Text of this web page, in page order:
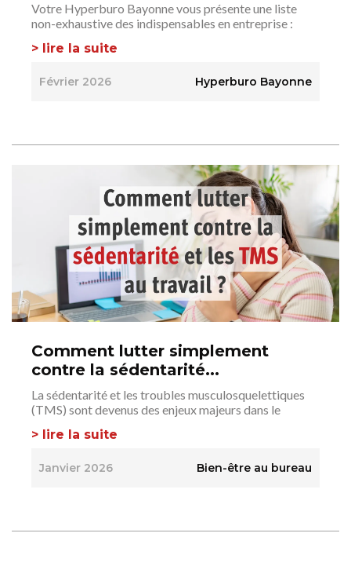
Votre Hyperburo Bayonne vous présente une liste
non-exhaustive des indispensables en entreprise :
> lire la suite
Février 2026 Hyperburo Bayonne
Comment lutter simplement
contre la sédentarité...
La sédentarité et les troubles musculosquelettiques
(TMS) sont devenus des enjeux majeurs dans le
> lire la suite
Janvier 2026 Bien-être au bureau